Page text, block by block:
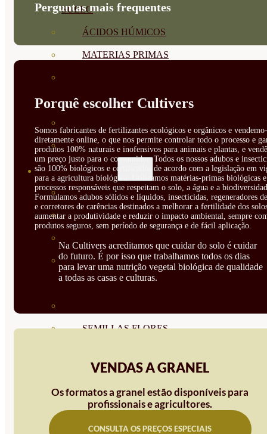
SUELO
ÁCIDOS HÚMICOS
MATERIAS PRIMAS
PLANTAS
GROWPUNCH
SEMILLAS
VER TODAS
BIODINÁMICAS DEMETER
SEMILLAS HORTALIZA DE
HOJA
SEMILLAS FLORES
COMESTIBLES
SEMILLAS TRADICIONALES
Perguntas mais frequentes
Porquê escolher Cultivers
Somos fabricantes de fertilizantes ecológicos e orgânicos e
diretamente online, o que nos permite controlar todo o processo e
produtos 100% naturais e inofensivos para animais e plantas, e
um preço justo para o consumidor. Todos os nossos adubos e
são 100% biológicos e certificados de acordo com a legislação em
para a agricultura biológica. Utilizamos matérias-primas biológicas e
processos responsáveis que respeitam o solo, a água e a
Formulamos adubos sólidos e líquidos, insecticidas, regeneradores
e corretores de carências destinados a melhorar a fertilidade dos
aumentar a produtividade e reduzir o impacto ambiental, sempre
produtos seguros, sem período de segurança e de fácil aplicação.
Na Cultivers acreditamos que cuidar do solo é cuidar
do futuro. É por isso que trabalhamos todos os dias
para levar uma nutrição vegetal biológica de qualidade
a todas as casas e culturas.
VENDAS A GRANEL
Os formatos a granel estão disponíveis para
profissionais e agricultores.
CONSULTA OS PREÇOS ESPECIAIS